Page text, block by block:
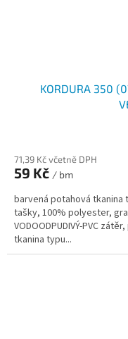
KORDURA 350
71,39 Kč včetně DPH
59 Kč / bm
barvená potahová tkanina
tašky, 100% polyester,
VODOODPUDIVÝ-PVC
tkanina typu...